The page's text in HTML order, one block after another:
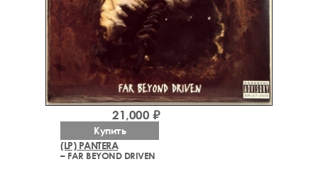
(LP) PANTERA
– FAR BEYOND DRIVEN
21,000 ₽
Купить